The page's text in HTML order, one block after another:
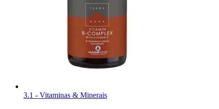
3.1 - Vitaminas & Minerais